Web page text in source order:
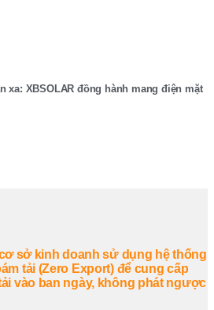
xa: XBSOLAR đồng hành mang điện mặt